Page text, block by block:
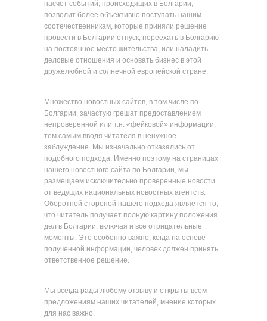
насчет событий, происходящих в Болгарии,
позволит более объективно поступать нашим
соотечественникам, которые приняли решение
провести в Болгарии отпуск, переехать в Болгарию
на постоянное место жительства, или наладить
деловые отношения и основать бизнес в этой
дружелюбной и солнечной европейской стране.
Множество новостных сайтов, в том числе по
Болгарии, зачастую грешат предоставлением
непроверенной или т.н. «фейковой» информации,
тем самым вводя читателя в ненужное
заблуждение. Мы изначально отказались от
подобного подхода. Именно поэтому на страницах
нашего новостного сайта по Болгарии, мы
размещаем исключительно проверенные новости
от ведущих национальных новостных агентств.
Оборотной стороной нашего подхода является то,
что читатель получает полную картину положения
дел в Болгарии, включая и все отрицательные
моменты. Это особенно важно, когда на основе
полученной информации, человек должен принять
ответственное решение.
Мы всегда рады любому отзыву и открыты всем
предложениям наших читателей, мнение которых
для нас важно.